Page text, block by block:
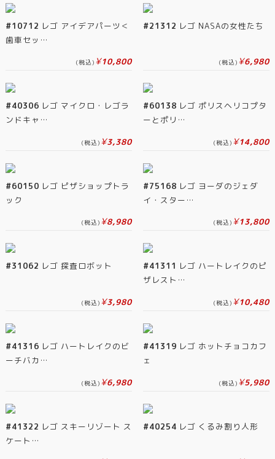
#10712 レゴ アイデアパーツ＜
歯車セッ…
(税込) ¥10,800
#21312 レゴ NASAの女性たち
(税込) ¥6,980
#40306 レゴ マイクロ・レゴラ
ンドキャ…
(税込) ¥3,380
#60138 レゴ ポリスヘリコプタ
ーとポリ…
(税込) ¥14,800
#60150 レゴ ピザショップトラ
ック
(税込) ¥8,980
#75168 レゴ ヨーダのジェダ
イ・スター…
(税込) ¥13,800
#31062 レゴ 探査ロボット
(税込) ¥3,980
#41311 レゴ ハートレイクのピ
ザレスト…
(税込) ¥10,480
#41316 レゴ ハートレイクのビ
ーチバカ…
(税込) ¥6,980
#41319 レゴ ホットチョコカフ
ェ
(税込) ¥5,980
#41322 レゴ スキーリゾート ス
ケート…
#40254 レゴ くるみ割り人形